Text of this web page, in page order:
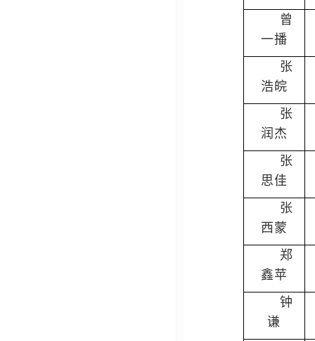
曾
一播
张
浩皖
张
润杰
张
思佳
张
西蒙
郑
鑫苹
钟
谦